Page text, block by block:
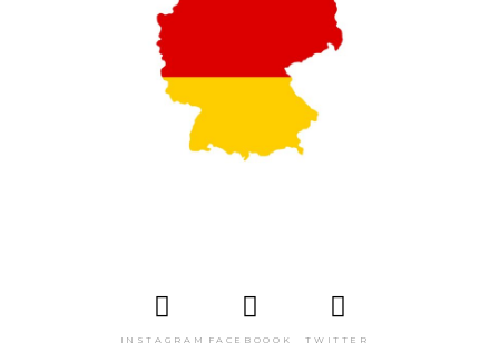
INSTAGRAM FACEBOOOK TWITTER